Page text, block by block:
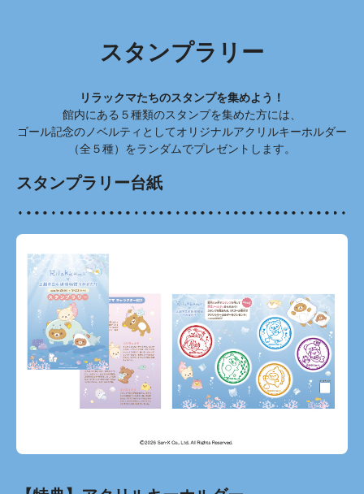
スタンプラリー
リラックマたちのスタンプを集めよう！
館内にある５種類のスタンプを集めた方には、
ゴール記念のノベルティとしてオリジナルアクリルキーホルダー
（全５種）をランダムでプレゼントします。
スタンプラリー台紙